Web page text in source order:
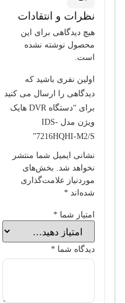
نظرات و انتقادات
هیچ دیدگاهی برای این
محصول نوشته نشده
است.
اولین نفری باشید که
دیدگاهی را ارسال می کنید
برای “دستگاه DVR هایک
ویژن مدل IDS-
7216HQHI-M2/S”
نشانی ایمیل شما منتشر
نخواهد شد.
بخش‌های
موردنیاز علامت‌گذاری
شده‌اند *
امتیاز شما *
دیدگاه شما *